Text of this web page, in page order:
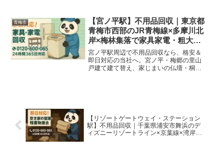
替わり・JR青梅線沿線事業所の代替わり
で家具・家電・店舗什器・粗大ごみをま
るっと回収いたします！
青梅市
【宮ノ平駅】不用品回収｜東京都
青梅市西部のJR青梅線×多摩川北
岸×梅林集落で家具家電・粗大ご
みを即日対応＆格安処分
宮ノ平駅周辺で不用品回収なら、格安＆
即日対応の当社へ。宮ノ平・梅郷の里山
戸建て建て替え、家じまいの仏壇・桐タ
【リゾートゲートウェイ・ステーション
駅】不用品回収｜千葉県浦安市舞浜のデ
ィズニーリゾートライン×京葉線×湾岸タ